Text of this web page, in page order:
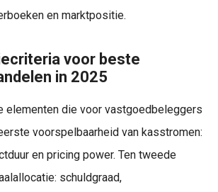
en marktpositie.
voor beste
in 2025
elementen die voor vastgoedbeleggers
voorspelbaarheid van kasstromen:
en pricing power. Ten tweede
schuldgraad,